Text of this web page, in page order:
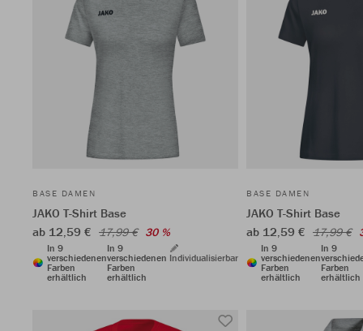
BASE DAMEN
JAKO T-Shirt Base
ab 12,59 € 17,99 € 30 %
In 9
verschiedenen
Farben
erhältlich
In 9
verschiedenen
Farben
erhältlich
Individualisierbar
BASE DAMEN
JAKO T-Shirt Base
ab 12,59 € 17,99 €
In 9
verschiedenen
Farben
erhältlich
In 9
Farben
erhältlich